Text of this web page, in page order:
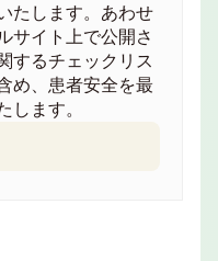
たします。あわせ
サイト上で公開さ
するチェックリス
め、患者安全を最
ます。